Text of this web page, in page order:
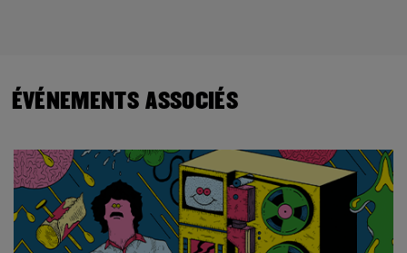
ÉVÉNEMENTS ASSOCIÉS